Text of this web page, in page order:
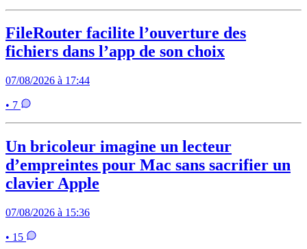
FileRouter facilite l’ouverture des
fichiers dans l’app de son choix
07/08/2026 à 17:44
• 7
Un bricoleur imagine un lecteur
d’empreintes pour Mac sans sacrifier un
clavier Apple
07/08/2026 à 15:36
• 15